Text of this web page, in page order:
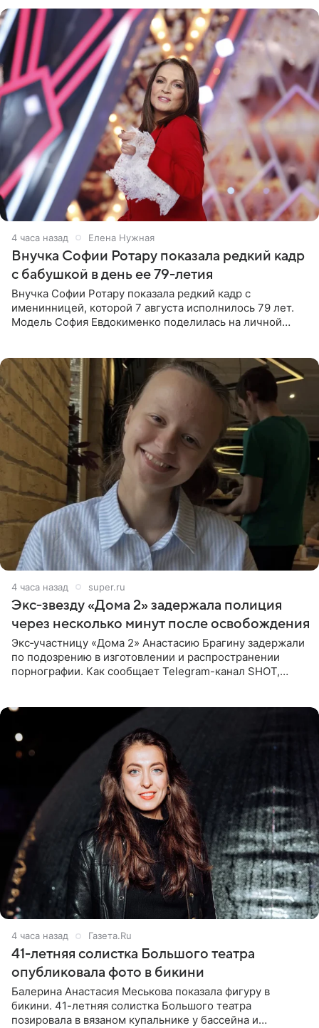
4 часа назад Елена Нужная
Внучка Софии Ротару показала редкий кадр
с бабушкой в день ее 79-летия
Внучка Софии Ротару показала редкий кадр с
именинницей, которой 7 августа исполнилось 79 лет.
Модель София Евдокименко поделилась на личной
4 часа назад super.ru
Экс‑звезду «Дома 2» задержала полиция
через несколько минут после освобождения
Экс‑участницу «Дома 2» Анастасию Брагину задержали
по подозрению в изготовлении и распространении
порнографии. Как сообщает Telegram-канал SHOT,
4 часа назад Газета.Ru
41-летняя солистка Большого театра
опубликовала фото в бикини
Балерина Анастасия Меськова показала фигуру в
бикини. 41-летняя солистка Большого театра
позировала в вязаном купальнике у бассейна и